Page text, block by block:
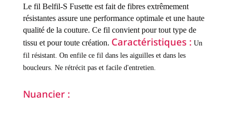
Le fil Belfil-S Fusette est fait de fibres extrêmement
résistantes assure une performance optimale et une haute
qualité de la couture. Ce fil convient pour tout type de
tissu et pour toute création. Caractéristiques : Un
fil résistant. On enfile ce fil dans les aiguilles et dans les
boucleurs. Ne rétrécit pas et facile d'entretien.
Nuancier :